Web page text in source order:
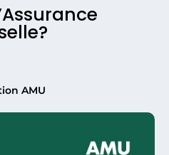
AMU